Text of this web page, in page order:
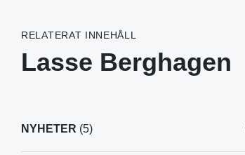
RELATERAT INNEHÅLL
Lasse Berghagen
NYHETER (5)